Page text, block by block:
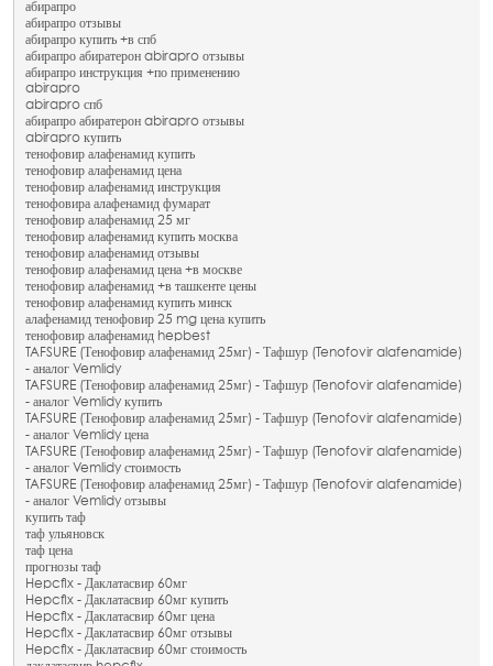
абирапро
абирапро отзывы
абирапро купить +в спб
абирапро абиратерон abirapro отзывы
абирапро инструкция +по применению
abirapro
abirapro спб
абирапро абиратерон abirapro отзывы
abirapro купить
тенофовир алафенамид купить
тенофовир алафенамид цена
тенофовир алафенамид инструкция
тенофовира алафенамид фумарат
тенофовир алафенамид 25 мг
тенофовир алафенамид купить москва
тенофовир алафенамид отзывы
тенофовир алафенамид цена +в москве
тенофовир алафенамид +в ташкенте цены
тенофовир алафенамид купить минск
алафенамид тенофовир 25 mg цена купить
тенофовир алафенамид hepbest
TAFSURE (Тенофовир алафенамид 25мг) - Тафшур (Tenofovir alafenamide)
- аналог Vemlidy
TAFSURE (Тенофовир алафенамид 25мг) - Тафшур (Tenofovir alafenamide)
- аналог Vemlidy купить
TAFSURE (Тенофовир алафенамид 25мг) - Тафшур (Tenofovir alafenamide)
- аналог Vemlidy цена
TAFSURE (Тенофовир алафенамид 25мг) - Тафшур (Tenofovir alafenamide)
- аналог Vemlidy стоимость
TAFSURE (Тенофовир алафенамид 25мг) - Тафшур (Tenofovir alafenamide)
- аналог Vemlidy отзывы
купить таф
таф ульяновск
таф цена
прогнозы таф
Hepcfix - Даклатасвир 60мг
Hepcfix - Даклатасвир 60мг купить
Hepcfix - Даклатасвир 60мг цена
Hepcfix - Даклатасвир 60мг отзывы
Hepcfix - Даклатасвир 60мг стоимость